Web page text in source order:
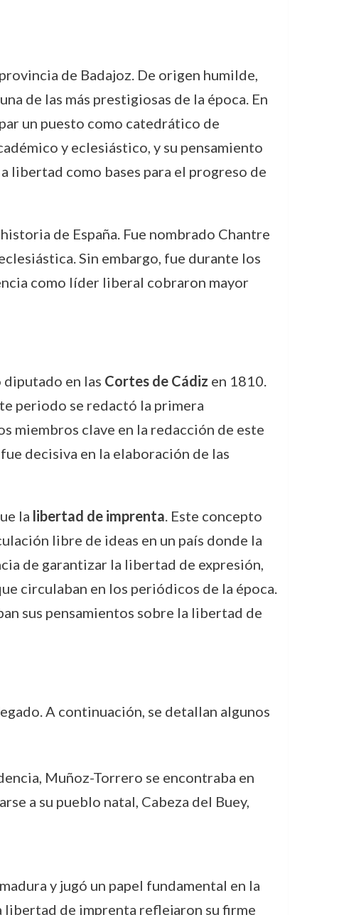
de Badajoz. De origen humilde,
de las más prestigiosas de la época. En
un puesto como catedrático de
y eclesiástico, y su pensamiento
libertad como bases para el progreso de
de España. Fue nombrado Chantre
Sin embargo, fue durante los
como líder liberal cobraron mayor
en las Cortes de Cádiz en 1810.
periodo se redactó la primera
miembros clave en la redacción de este
decisiva en la elaboración de las
la libertad de imprenta. Este concepto
libre de ideas en un país donde la
de garantizar la libertad de expresión,
circulaban en los periódicos de la época.
sus pensamientos sobre la libertad de
A continuación, se detallan algunos
Muñoz-Torrero se encontraba en
a su pueblo natal, Cabeza del Buey,
y jugó un papel fundamental en la
libertad de imprenta reflejaron su firme